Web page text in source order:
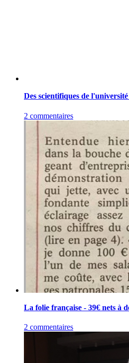
Des scientifiques de
2 commentaires
La folie française - 39€ nets à
2 commentaires